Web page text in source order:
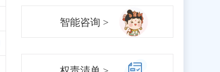
智能咨询 >